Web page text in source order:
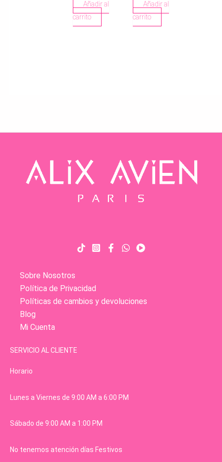
Añadir al
carrito
Añadir al
carrito
Sobre Nosotros
Política de Privacidad
Políticas de cambios y devoluciones
Blog
Mi Cuenta
SERVICIO AL CLIENTE
Horario
Lunes a Viernes de 9:00 AM a 6:00 PM
Sábado de 9:00 AM a 1:00 PM
No tenemos atención días Festivos